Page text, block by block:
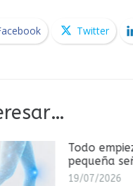
Twitter
empieza con una
señal
2026